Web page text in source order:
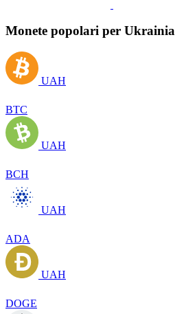
Monete popolari per
UAH
BTC
UAH
BCH
UAH
ADA
UAH
DOGE